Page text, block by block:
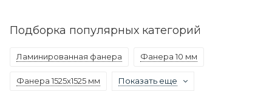
Подборка популярных категорий
Ламинированная фанера Фанера 10 мм
Фанера 1525х1525 мм Показать еще